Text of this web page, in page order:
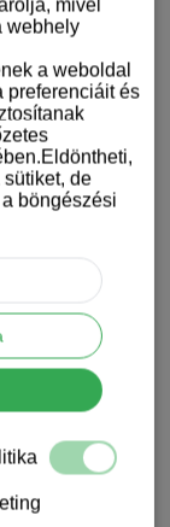
mivel
webhely
a weboldal
preferenciáit és
sütiket, de
böngészési